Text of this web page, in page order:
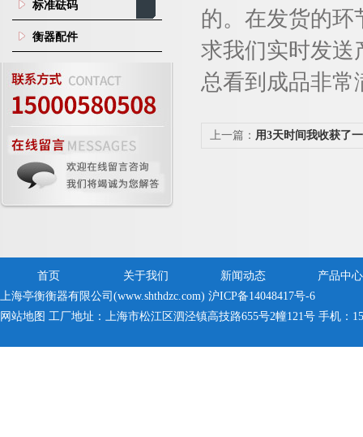
标准砝码
衡器配件
的。在发货的
求我们实时发送
总看到成品非常
上一篇： 用3天时间我收获了
首页 关于我们 新闻动态
产品中心
上海亭衡衡器有限公司(www.shthdzc.com) 沪ICP备14048417号-6
网站地图 工厂地址：上海市松江区泗泾镇高技路655号2幢121号 手机：